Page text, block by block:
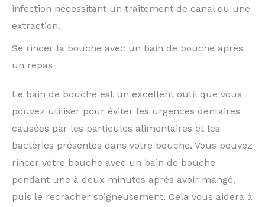
infection nécessitant un traitement de canal ou une
extraction.
Se rincer la bouche avec un bain de bouche après
un repas
Le bain de bouche est un excellent outil que vous
pouvez utiliser pour éviter les urgences dentaires
causées par les particules alimentaires et les
bactéries présentes dans votre bouche. Vous pouvez
rincer votre bouche avec un bain de bouche
pendant une à deux minutes après avoir mangé,
puis le recracher soigneusement. Cela vous aidera à